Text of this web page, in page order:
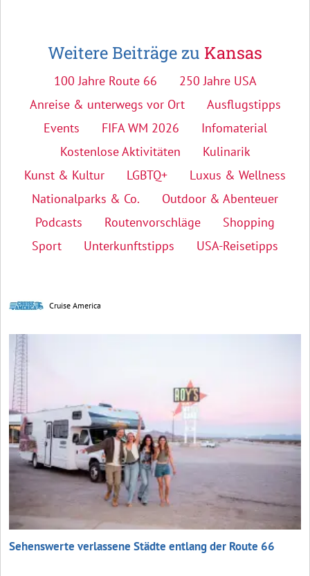
Weitere Beiträge zu Kansas
100 Jahre Route 66
250 Jahre USA
Anreise & unterwegs vor Ort
Ausflugstipps
Events
FIFA WM 2026
Infomaterial
Kostenlose Aktivitäten
Kulinarik
Kunst & Kultur
LGBTQ+
Luxus & Wellness
Nationalparks & Co.
Outdoor & Abenteuer
Podcasts
Routenvorschläge
Shopping
Sport
Unterkunftstipps USA-Reisetipps
Cruise America
Sehenswerte verlassene Städte entlang der Route 66